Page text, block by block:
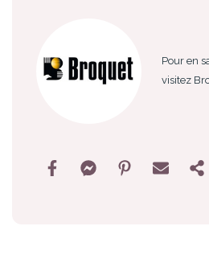
Pour en
visitez